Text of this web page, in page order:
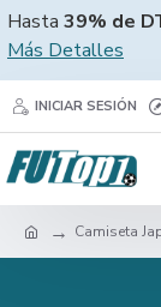
Hasta 39% de
Más Detalles
INICIAR SESIÓN
Camiseta